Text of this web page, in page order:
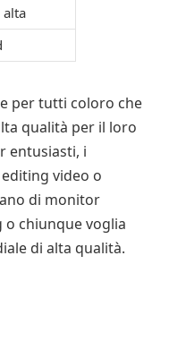
alta
per tutti coloro che
qualità per il loro
entusiasti, i
video o
di monitor
chiunque voglia
di alta qualità.